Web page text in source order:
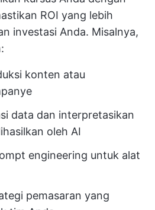
ROI yang lebih
investasi Anda. Misalnya,
konten atau
data dan interpretasikan
oleh AI
engineering untuk alat
pemasaran yang